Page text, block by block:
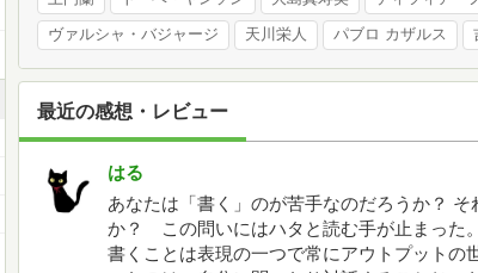
ヴァルシャ・バジャージ 天川栄人 パブロ カザルス
最近の感想・レビュー
はる
あなたは「書く」のが苦手なのだろうか？
か？ この問いにはハタと読む手が止まった
書くことは表現の一つで常にアウトプットの